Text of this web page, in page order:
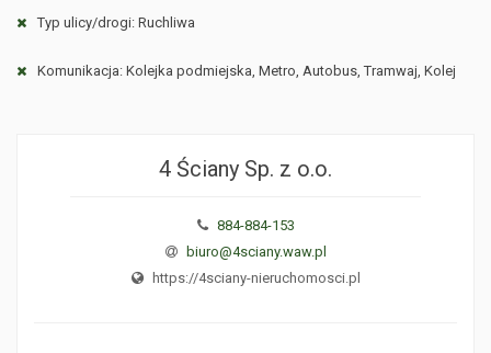
Typ ulicy/drogi: Ruchliwa
Komunikacja: Kolejka podmiejska, Metro, Autobus, Tramwaj, Kolej
4 Ściany Sp. z o.o.
884-884-153
biuro@4sciany.waw.pl
https://4sciany-nieruchomosci.pl